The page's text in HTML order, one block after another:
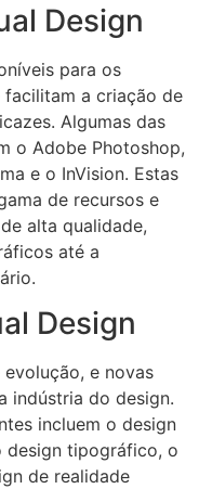
Design
para os
facilitam a criação de
Algumas das
o Adobe Photoshop,
e o InVision. Estas
de recursos e
alta qualidade,
até a
Design
e novas
indústria do design.
incluem o design
design tipográfico, o
de realidade